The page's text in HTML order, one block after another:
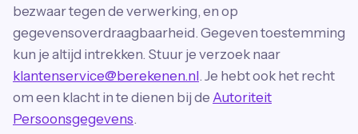
bezwaar tegen de verwerking, en op
gegevensoverdraagbaarheid. Gegeven toestemming
kun je altijd intrekken. Stuur je verzoek naar
klantenservice@berekenen.nl. Je hebt ook het recht
om een klacht in te dienen bij de Autoriteit
Persoonsgegevens.